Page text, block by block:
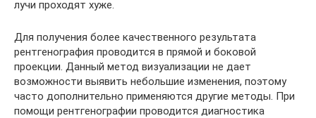
лучи проходят хуже.
Для получения более качественного результата
рентгенография проводится в прямой и боковой
проекции. Данный метод визуализации не дает
возможности выявить небольшие изменения, поэтому
часто дополнительно применяются другие методы. При
помощи рентгенографии проводится диагностика